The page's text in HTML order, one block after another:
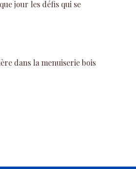
jour les défis qui se
dans la menuiserie bois